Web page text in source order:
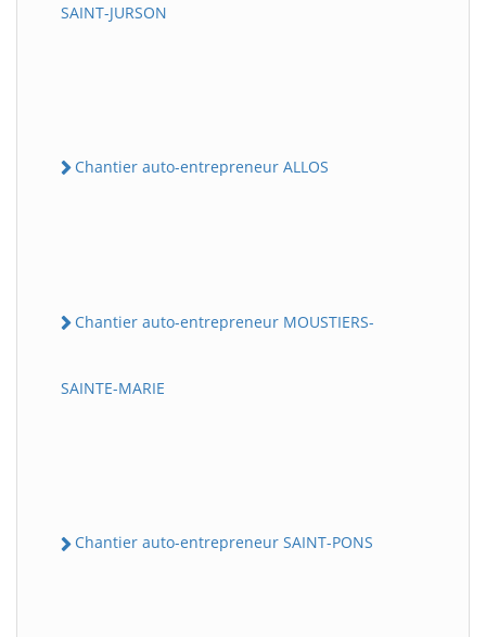
SAINT-JURSON
Chantier auto-entrepreneur ALLOS
Chantier auto-entrepreneur MOUSTIERS-
SAINTE-MARIE
Chantier auto-entrepreneur SAINT-PONS